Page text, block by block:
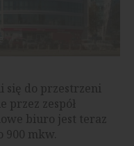
się do przestrzeni
przez zespół
biuro jest teraz
900 mkw.